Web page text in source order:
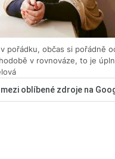
pořádku, občas si pořádně
v rovnováze, to je
oblíbené zdroje na